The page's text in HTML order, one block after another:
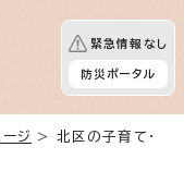
緊急情報なし
防災ポータル
ジ
> 北区の子育て・